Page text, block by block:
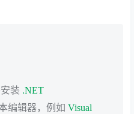
装 .NET
编辑器，例如 Visual